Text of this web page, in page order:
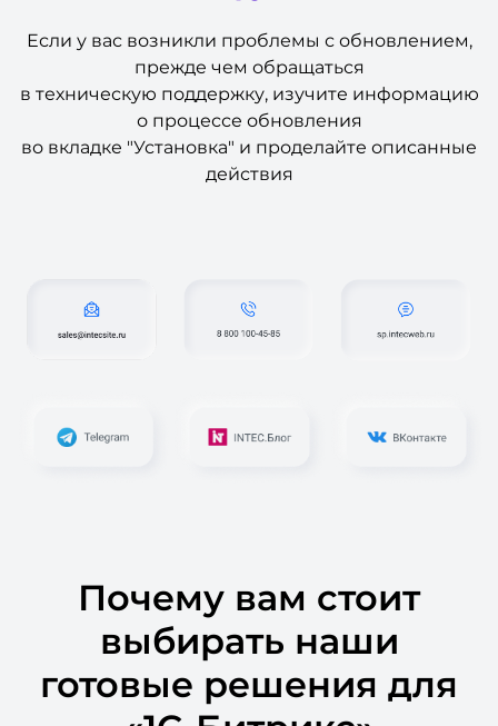
Если у вас возникли проблемы с обновлением,
прежде чем обращаться
в техническую поддержку, изучите информацию
о процессе обновления
во вкладке "Установка" и проделайте описанные
действия
Почему вам стоит
выбирать наши
готовые решения для